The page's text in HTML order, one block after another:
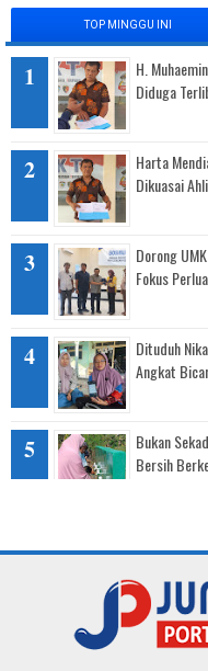
TOP MINGGU INI
H.
Diduga
Harta
Dikuasai
Dorong
Fokus
Dituduh
Angkat
Bukan
Bersih
Indramayu
Tanggap
Salurkan